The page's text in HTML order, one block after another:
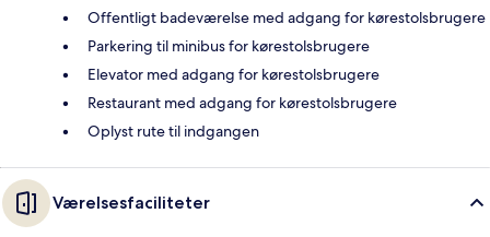
Offentligt badeværelse med adgang for kørestolsbrugere
Parkering til minibus for kørestolsbrugere
Elevator med adgang for kørestolsbrugere
Restaurant med adgang for kørestolsbrugere
Oplyst rute til indgangen
Værelsesfaciliteter